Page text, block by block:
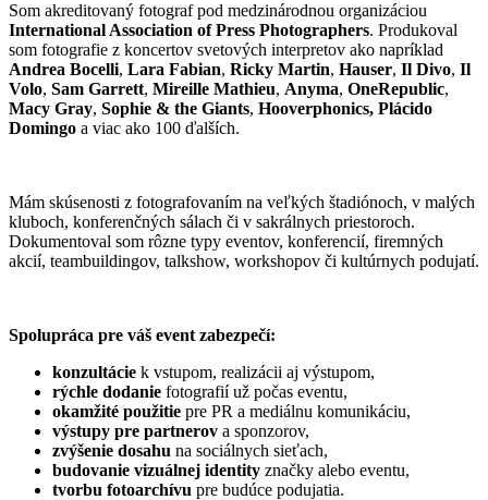
Som akreditovaný fotograf pod medzinárodnou organizáciou
International Association of Press Photographers. Produkoval
som fotografie z koncertov svetových interpretov ako napríklad
Andrea Bocelli, Lara Fabian, Ricky Martin, Hauser, Il Divo, Il
Volo, Sam Garrett, Mireille Mathieu, Anyma, OneRepublic,
Macy Gray, Sophie & the Giants, Hooverphonics, Plácido
Domingo a viac ako 100 ďalších.
Mám skúsenosti z fotografovaním na veľkých štadiónoch, v malých
kluboch, konferenčných sálach či v sakrálnych priestoroch.
Dokumentoval som rôzne typy eventov, konferencií, firemných
akcií, teambuildingov, talkshow, workshopov či kultúrnych podujatí.
Spolupráca pre váš event zabezpečí:
konzultácie k vstupom, realizácii aj výstupom,
rýchle dodanie fotografií už počas eventu,
okamžité použitie pre PR a mediálnu komunikáciu,
výstupy pre partnerov a sponzorov,
zvýšenie dosahu na sociálnych sieťach,
budovanie vizuálnej identity značky alebo eventu,
tvorbu fotoarchívu pre budúce podujatia.